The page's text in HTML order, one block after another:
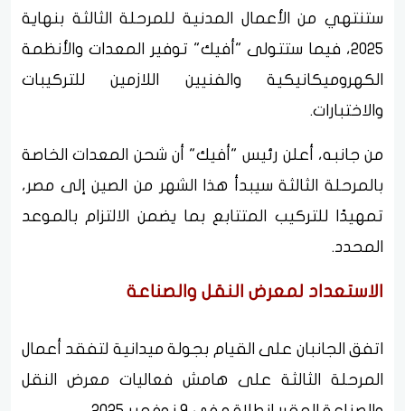
ستنتهي من الأعمال المدنية للمرحلة الثالثة بنهاية
2025، فيما ستتولى "أفيك" توفير المعدات والأنظمة
الكهروميكانيكية والفنيين اللازمين للتركيبات
والاختبارات.
من جانبه، أعلن رئيس "أفيك" أن شحن المعدات الخاصة
بالمرحلة الثالثة سيبدأ هذا الشهر من الصين إلى مصر،
تمهيدًا للتركيب المتتابع بما يضمن الالتزام بالموعد
المحدد.
الاستعداد لمعرض النقل والصناعة
اتفق الجانبان على القيام بجولة ميدانية لتفقد أعمال
المرحلة الثالثة على هامش فعاليات معرض النقل